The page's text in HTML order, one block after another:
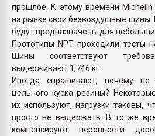
прошлое. К этому времени Michelin
на рынке свои безвоздушные шины
будут предназначены для
Прототипы NPT проходили тесты
Шины соответствуют
выдерживают 1,746 кг.
Иногда спрашивают, почему не
цельного куска резины?
их используют, нагрузки таковы,
просто не выдержать. В то же
компенсируют неровности